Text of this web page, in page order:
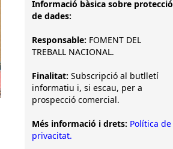
Informació bàsica sobre protecció
de dades:
Responsable: FOMENT DEL
TREBALL NACIONAL.
Finalitat: Subscripció al butlletí
informatiu i, si escau, per a
prospecció comercial.
Més informació i drets: Política de
privacitat.